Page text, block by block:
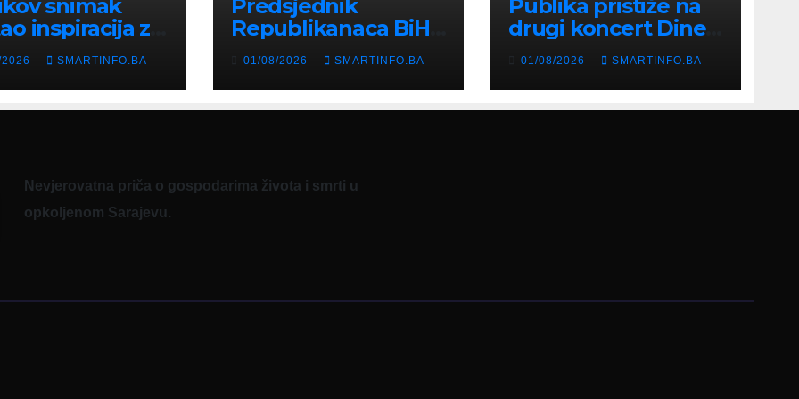
snimak
inspiracija za
Građani kroz
poslali
SMARTINFO.BA
Predsjednik
Republikanaca BiH
Edin Garaplija
prisustvovao
prezentaciji
Federalnog sajma
01/08/2026 SMARTINFO.BA
Publika pristiže na
drugi koncert Dine
Merlina na Koševu
01/08/2026 SMARTINFO.BA
Nevjerovatna priča o gospodarima života i smrti u
opkoljenom Sarajevu.